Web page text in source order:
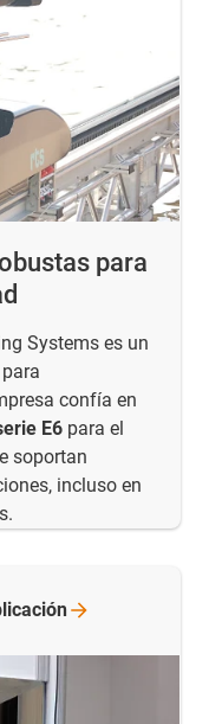
para
Systems es un
confía en
E6 para el
soportan
incluso en